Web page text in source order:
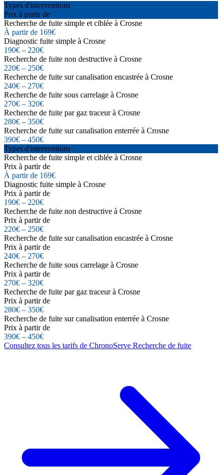
Types d'interventions
Prix à partir de
Recherche de fuite simple et ciblée à Crosne
À partir de 169€
Diagnostic fuite simple à Crosne
190€ – 220€
Recherche de fuite non destructive à Crosne
220€ – 250€
Recherche de fuite sur canalisation encastrée à Crosne
240€ – 270€
Recherche de fuite sous carrelage à Crosne
270€ – 320€
Recherche de fuite par gaz traceur à Crosne
280€ – 350€
Recherche de fuite sur canalisation enterrée à Crosne
390€ – 450€
Types d'interventions
Recherche de fuite simple et ciblée à Crosne
Prix à partir de
À partir de 169€
Diagnostic fuite simple à Crosne
Prix à partir de
190€ – 220€
Recherche de fuite non destructive à Crosne
Prix à partir de
220€ – 250€
Recherche de fuite sur canalisation encastrée à Crosne
Prix à partir de
240€ – 270€
Recherche de fuite sous carrelage à Crosne
Prix à partir de
270€ – 320€
Recherche de fuite par gaz traceur à Crosne
Prix à partir de
280€ – 350€
Recherche de fuite sur canalisation enterrée à Crosne
Prix à partir de
390€ – 450€
Consultez tous les tarifs de ChronoServe Recherche de fuite